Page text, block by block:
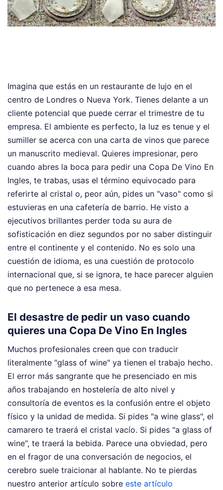
Imagina que estás en un restaurante de lujo en el
centro de Londres o Nueva York. Tienes delante a un
cliente potencial que puede cerrar el trimestre de tu
empresa. El ambiente es perfecto, la luz es tenue y el
sumiller se acerca con una carta de vinos que parece
un manuscrito medieval. Quieres impresionar, pero
cuando abres la boca para pedir una Copa De Vino En
Ingles, te trabas, usas el término equivocado para
referirte al cristal o, peor aún, pides un "vaso" como si
estuvieras en una cafetería de barrio. He visto a
ejecutivos brillantes perder toda su aura de
sofisticación en diez segundos por no saber distinguir
entre el continente y el contenido. No es solo una
cuestión de idioma, es una cuestión de protocolo
internacional que, si se ignora, te hace parecer alguien
que no pertenece a esa mesa.
El desastre de pedir un vaso cuando
quieres una Copa De Vino En Ingles
Muchos profesionales creen que con traducir
literalmente "glass of wine" ya tienen el trabajo hecho.
El error más sangrante que he presenciado en mis
años trabajando en hostelería de alto nivel y
consultoría de eventos es la confusión entre el objeto
físico y la unidad de medida. Si pides "a wine glass", el
camarero te traerá el cristal vacío. Si pides "a glass of
wine", te traerá la bebida. Parece una obviedad, pero
en el fragor de una conversación de negocios, el
cerebro suele traicionar al hablante. No te pierdas
nuestro anterior artículo sobre este artículo